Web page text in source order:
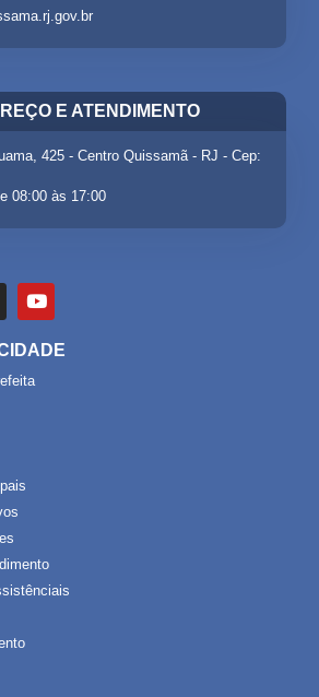
E ATENDIMENTO
425 - Centro Quissamã - RJ - Cep:
08:00 às 17:00